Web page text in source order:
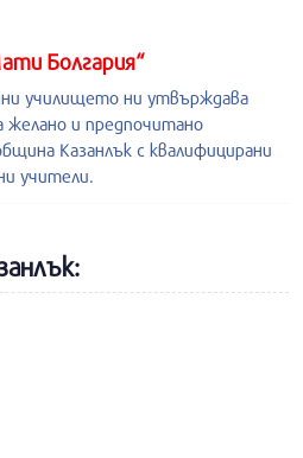
Болгария“
училището ни утвърждава
желано и предпочитано
Казанлък с квалифицирани
учители.